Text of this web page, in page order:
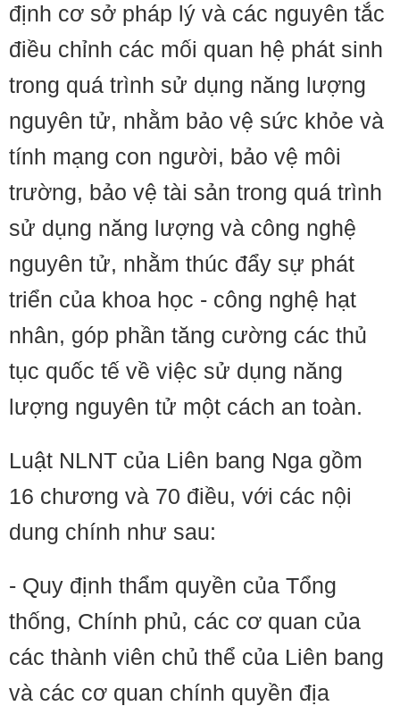
định cơ sở pháp lý và các nguyên tắc
điều chỉnh các mối quan hệ phát sinh
trong quá trình sử dụng năng lượng
nguyên tử, nhằm bảo vệ sức khỏe và
tính mạng con người, bảo vệ môi
trường, bảo vệ tài sản trong quá trình
sử dụng năng lượng và công nghệ
nguyên tử, nhằm thúc đẩy sự phát
triển của khoa học - công nghệ hạt
nhân, góp phần tăng cường các thủ
tục quốc tế về việc sử dụng năng
lượng nguyên tử một cách an toàn.
Luật NLNT của Liên bang Nga gồm
16 chương và 70 điều, với các nội
dung chính như sau:
- Quy định thẩm quyền của Tổng
thống, Chính phủ, các cơ quan của
các thành viên chủ thể của Liên bang
và các cơ quan chính quyền địa